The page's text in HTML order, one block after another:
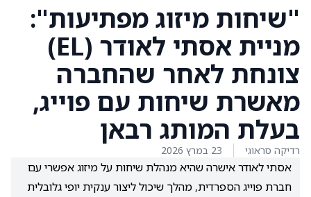
"שיחות מיזוג מפתיעות":
מניית אסתי לאודר (EL)
צונחת לאחר שהחברה
מאשרת שיחות עם פוייג,
בעלת המותג רבאן
רדיקה סראוגי 23 במרץ 2026
אסתי לאודר אישרה שהיא מנהלת שיחות על מיזוג אפשרי עם
חברת פוייג הספרדית, מהלך שיכול ליצור ענקית יופי גלובלית